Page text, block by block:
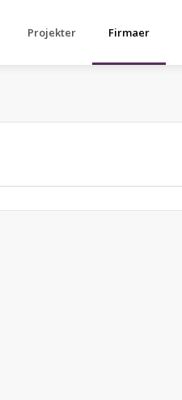
Projekter Firmaer